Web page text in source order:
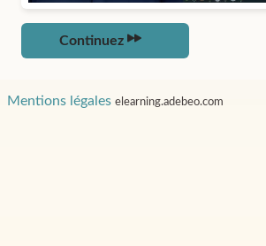
Continuez
Mentions légales elearning.adebeo.com